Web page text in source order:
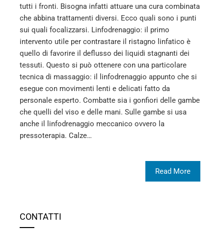
tutti i fronti. Bisogna infatti attuare una cura combinata
che abbina trattamenti diversi. Ecco quali sono i punti
sui quali focalizzarsi. Linfodrenaggio: il primo
intervento utile per contrastare il ristagno linfatico è
quello di favorire il deflusso dei liquidi stagnanti dei
tessuti. Questo si può ottenere con una particolare
tecnica di massaggio: il linfodrenaggio appunto che si
esegue con movimenti lenti e delicati fatto da
personale esperto. Combatte sia i gonfiori delle gambe
che quelli del viso e delle mani. Sulle gambe si usa
anche il linfodrenaggio meccanico ovvero la
pressoterapia. Calze…
Read More
CONTATTI